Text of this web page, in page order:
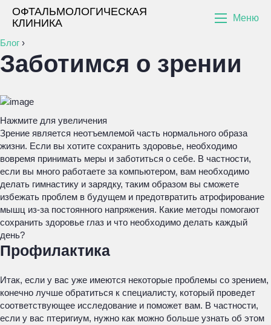
ОФТАЛЬМОЛОГИЧЕСКАЯ
КЛИНИКА
Меню
Блог ›
Заботимся о зрении
Нажмите для увеличения
Зрение является неотъемлемой часть нормального образа
жизни. Если вы хотите сохранить здоровье, необходимо
вовремя принимать меры и заботиться о себе. В частности,
если вы много работаете за компьютером, вам необходимо
делать гимнастику и зарядку, таким образом вы сможете
избежать проблем в будущем и предотвратить атрофирование
мышц из-за постоянного напряжения. Какие методы помогают
сохранить здоровье глаз и что необходимо делать каждый
день?
Профилактика
Итак, если у вас уже имеются некоторые проблемы со зрением,
конечно лучше обратиться к специалисту, который проведет
соответствующее исследование и поможет вам. В частности,
если у вас птеригиум, нужно как можно больше узнать об этом